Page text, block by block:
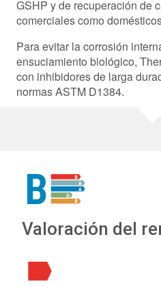
GSHP y de recuperación de
comerciales como
Para evitar la corrosión
ensuciamiento biológico,
con inhibidores de larga
normas ASTM D1384.
B B
A
A
D
B
Valoración del